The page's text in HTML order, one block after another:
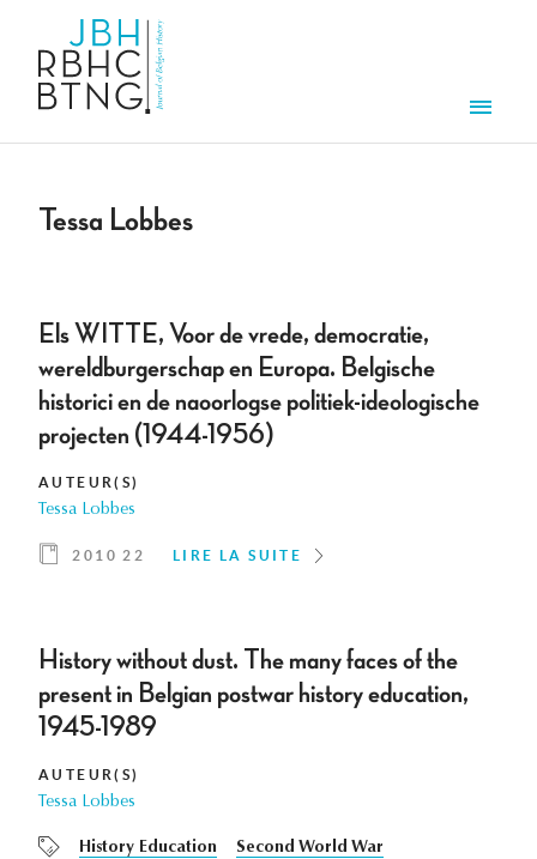
Tessa Lobbes
Els WITTE, Voor de vrede, democratie,
wereldburgerschap en Europa. Belgische
historici en de naoorlogse politiek-ideologische
projecten (1944-1956)
AUTEUR(S)
Tessa Lobbes
2010 22 LIRE LA SUITE
History without dust. The many faces of the
present in Belgian postwar history education,
1945-1989
AUTEUR(S)
Tessa Lobbes
History Education Second World War